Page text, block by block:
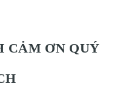
CẢM ƠN QUÝ